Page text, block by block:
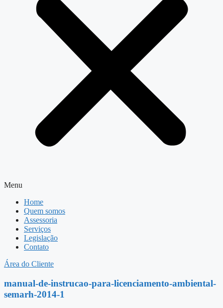
Menu
Home
Quem somos
Assessoria
Serviços
Legislação
Contato
Área do Cliente
manual-de-instrucao-para-licenciamento-ambiental-
semarh-2014-1